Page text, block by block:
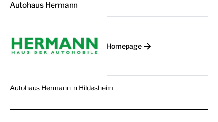
Autohaus Hermann
Homepage
Autohaus Hermann in Hildesheim